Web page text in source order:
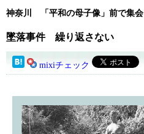
神奈川 「平和の母子像」前で集会
墜落事件 繰り返さない
mixiチェック